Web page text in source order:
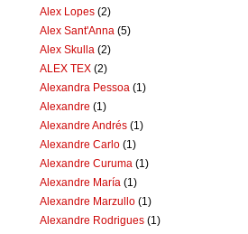
Alex Lopes (2)
Alex Sant'Anna (5)
Alex Skulla (2)
ALEX TEX (2)
Alexandra Pessoa (1)
Alexandre (1)
Alexandre Andrés (1)
Alexandre Carlo (1)
Alexandre Curuma (1)
Alexandre María (1)
Alexandre Marzullo (1)
Alexandre Rodrigues (1)